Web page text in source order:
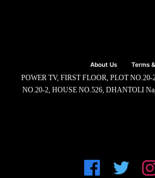
About Us Terms
POWER TV, FIRST FLOOR, PLOT
NO.20-2, HOUSE NO.526, DHANTOLI